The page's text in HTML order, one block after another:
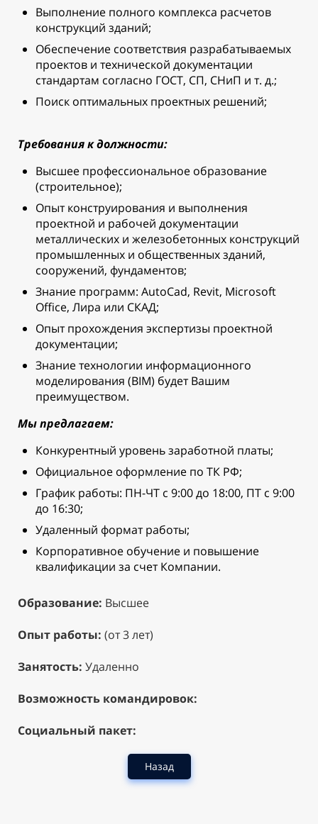
Выполнение полного комплекса расчетов
конструкций зданий;
Обеспечение соответствия разрабатываемых
проектов и технической документации
стандартам согласно ГОСТ, СП, СНиП и т. д.;
Поиск оптимальных проектных решений;
Требования к должности:
Высшее профессиональное образование
(строительное);
Опыт конструирования и выполнения
проектной и рабочей документации
металлических и железобетонных конструкций
промышленных и общественных зданий,
сооружений, фундаментов;
Знание программ: AutoCad, Revit, Microsoft
Office, Лира или СКАД;
Опыт прохождения экспертизы проектной
документации;
Знание технологии информационного
моделирования (BIM) будет Вашим
преимуществом.
Мы предлагаем:
Конкурентный уровень заработной платы;
Официальное оформление по ТК РФ;
График работы: ПН-ЧТ с 9:00 до 18:00, ПТ с 9:00
до 16:30;
Удаленный формат работы;
Корпоративное обучение и повышение
квалификации за счет Компании.
Образование: Высшее
Опыт работы: (от 3 лет)
Занятость: Удаленно
Возможность командировок:
Социальный пакет:
Назад